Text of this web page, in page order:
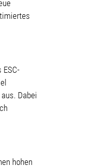
Dabei
hohen